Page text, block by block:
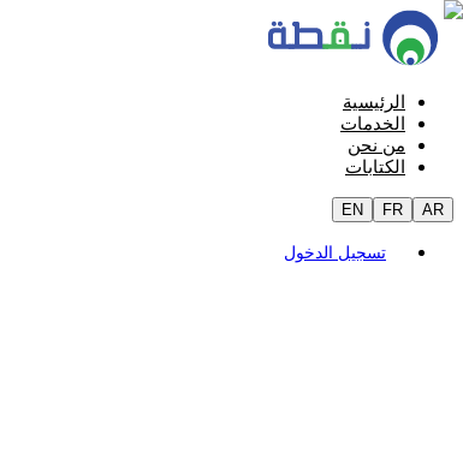
الرئيسية
الخدمات
من نحن
الكتابات
EN FR AR
تسجيل الدخول